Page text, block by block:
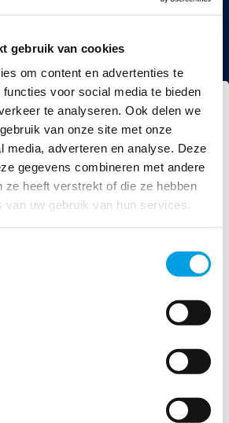
gebruik van cookies
om content en advertenties te
voor social media te bieden
te analyseren. Ook delen we
van onze site met onze
media, adverteren en analyse. Deze
gegevens combineren met andere
ze heeft verstrekt of die ze hebben
van uw gebruik van hun services.
voor de blowerdoortest?
XX) VEREIST
VEREIST